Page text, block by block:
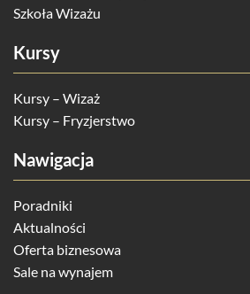
Szkoła Wizażu
Kursy
Kursy – Wizaż
Kursy – Fryzjerstwo
Nawigacja
Poradniki
Aktualności
Oferta biznesowa
Sale na wynajem